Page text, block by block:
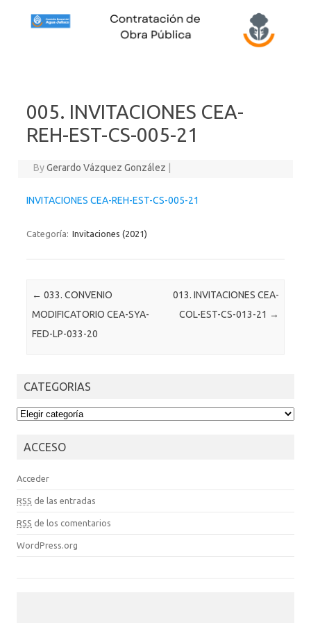
005. INVITACIONES CEA-
REH-EST-CS-005-21
ByGerardo Vázquez González
INVITACIONES CEA-REH-EST-CS-005-21
Categoría: Invitaciones (2021)
Post navigation
← 033. CONVENIO
MODIFICATORIO CEA-SYA-
FED-LP-033-20
013. INVITACIONES CEA-
COL-EST-CS-013-21 →
CATEGORIAS
CATEGORIAS
ACCESO
Acceder
RSS de las entradas
RSS de los comentarios
WordPress.org